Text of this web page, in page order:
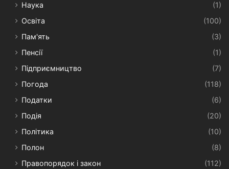
Наука
(1)
Освіта
(100)
Пам'ять
(3)
Пенсії
(1)
Підприємництво
(7)
Погода
(118)
Податки
(6)
Подія
(20)
Політика
(10)
Полон
(8)
Правопорядок і закон
(112)